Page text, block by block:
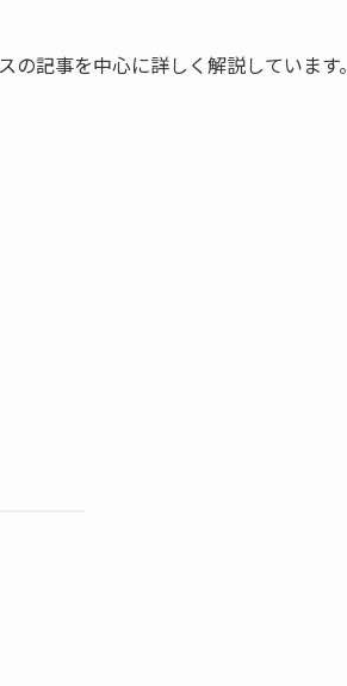
記事を中心に詳しく解説しています。